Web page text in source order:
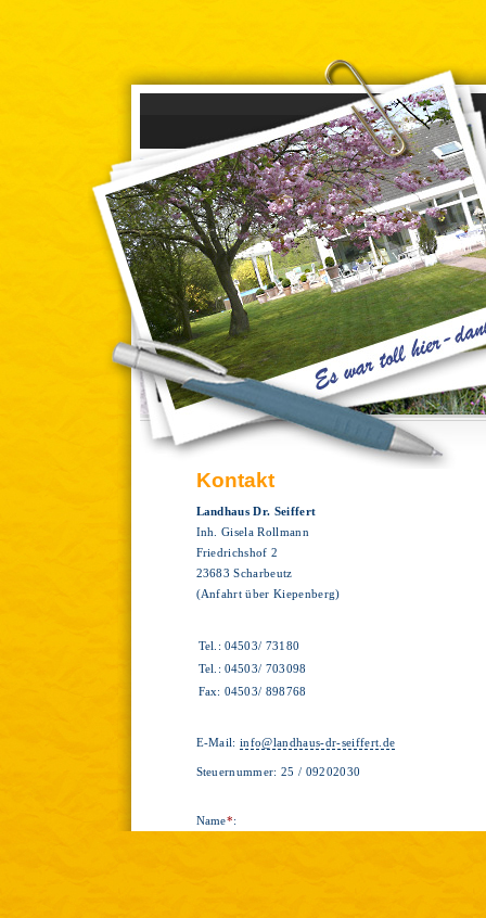
Kontakt
Landhaus Dr. Seiffert
Inh. Gisela Rollmann
Friedrichshof 2
23683 Scharbeutz
(Anfahrt über Kiepenberg)
Tel.: 04503/ 73180
Tel.: 04503/ 703098
Fax: 04503/ 898768
E-Mail:info@landhaus-dr-seiffert.de
Steuernummer: 25 / 09202030
Name*: